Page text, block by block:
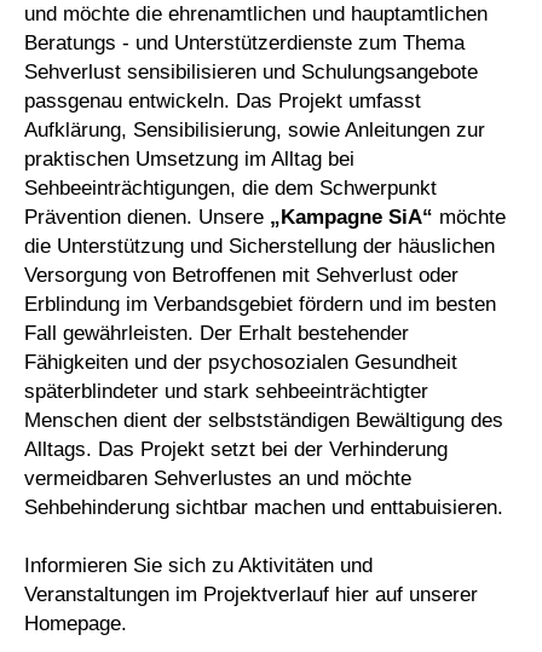
und möchte die ehrenamtlichen und hauptamtlichen
Beratungs - und Unterstützerdienste zum Thema
Sehverlust sensibilisieren und Schulungsangebote
passgenau entwickeln. Das Projekt umfasst
Aufklärung, Sensibilisierung, sowie Anleitungen zur
praktischen Umsetzung im Alltag bei
Sehbeeinträchtigungen, die dem Schwerpunkt
Prävention dienen. Unsere „Kampagne SiA“ möchte
die Unterstützung und Sicherstellung der häuslichen
Versorgung von Betroffenen mit Sehverlust oder
Erblindung im Verbandsgebiet fördern und im besten
Fall gewährleisten. Der Erhalt bestehender
Fähigkeiten und der psychosozialen Gesundheit
späterblindeter und stark sehbeeinträchtigter
Menschen dient der selbstständigen Bewältigung des
Alltags. Das Projekt setzt bei der Verhinderung
vermeidbaren Sehverlustes an und möchte
Sehbehinderung sichtbar machen und enttabuisieren.
Informieren Sie sich zu Aktivitäten und
Veranstaltungen im Projektverlauf hier auf unserer
Homepage.